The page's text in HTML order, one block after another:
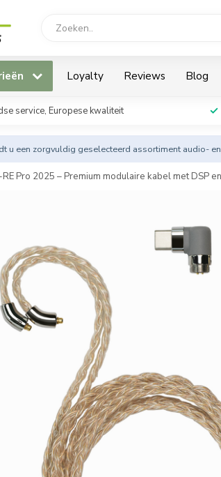
Loyalty Reviews Blog
service, Europese kwaliteit
u een zorgvuldig geselecteerd assortiment audio-
RE Pro 2025 – Premium modulaire kabel met DSP